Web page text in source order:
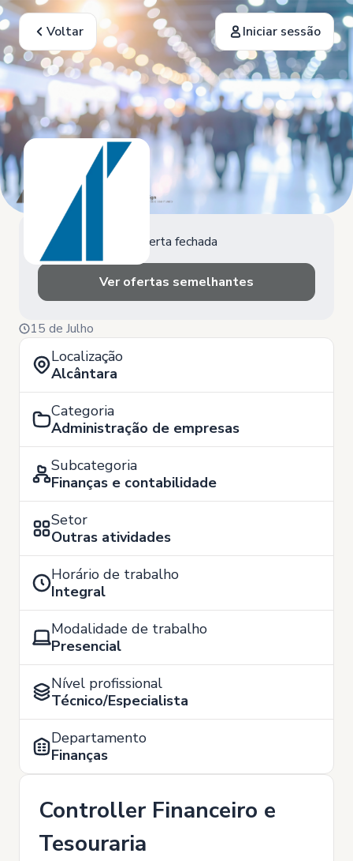
Voltar Iniciar sessão
Oferta fechada
Ver ofertas semelhantes
15 de Julho
Localização
Alcântara
Categoria
Administração de empresas
Subcategoria
Finanças e contabilidade
Setor
Outras atividades
Horário de trabalho
Integral
Modalidade de trabalho
Presencial
Nível profissional
Técnico/Especialista
Departamento
Finanças
Controller Financeiro e
Tesouraria